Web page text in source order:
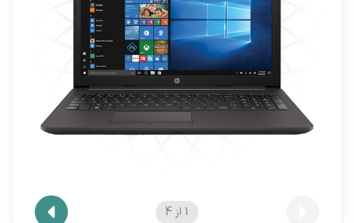
1 از 4